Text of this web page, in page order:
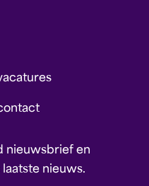
nieuwsbrief en
nieuws.